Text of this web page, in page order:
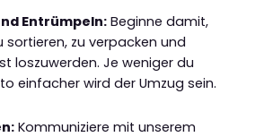
Entrümpeln: Beginne damit,
sortieren, zu verpacken und
loszuwerden. Je weniger du
einfacher wird der Umzug sein.
Kommuniziere mit unserem